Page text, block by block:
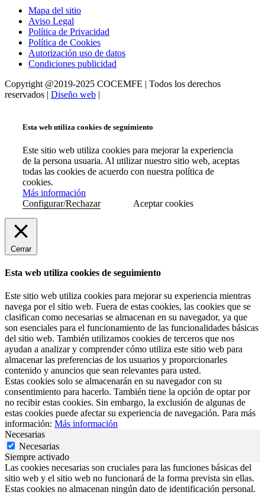
Mapa del sitio
Aviso Legal
Política de Privacidad
Política de Cookies
Autorización uso de datos
Condiciones publicidad
Copyright @2019-2025 COCEMFE | Todos los derechos
reservados | Diseño web |
Esta web utiliza cookies de seguimiento
Este sitio web utiliza cookies para mejorar la experiencia
de la persona usuaria. Al utilizar nuestro sitio web, aceptas
todas las cookies de acuerdo con nuestra política de
cookies.
Más información
Configurar/Rechazar
Aceptar cookies
Cerrar
Esta web utiliza cookies de seguimiento
Este sitio web utiliza cookies para mejorar su experiencia mientras
navega por el sitio web. Fuera de estas cookies, las cookies que se
clasifican como necesarias se almacenan en su navegador, ya que
son esenciales para el funcionamiento de las funcionalidades básicas
del sitio web. También utilizamos cookies de terceros que nos
ayudan a analizar y comprender cómo utiliza este sitio web para
almacenar las preferencias de los usuarios y proporcionarles
contenido y anuncios que sean relevantes para usted.
Estas cookies solo se almacenarán en su navegador con su
consentimiento para hacerlo. También tiene la opción de optar por
no recibir estas cookies. Sin embargo, la exclusión de algunas de
estas cookies puede afectar su experiencia de navegación. Para más
información: Más información
Necesarias
Necesarias
Siempre activado
Las cookies necesarias son cruciales para las funciones básicas del
sitio web y el sitio web no funcionará de la forma prevista sin ellas.
Estas cookies no almacenan ningún dato de identificación personal.